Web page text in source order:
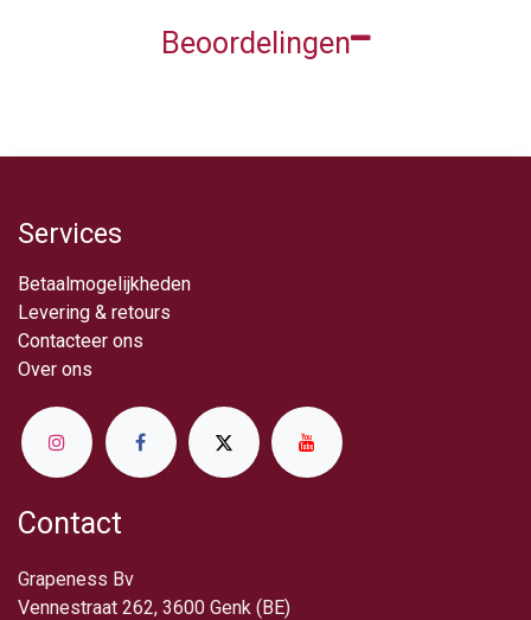
Beoordelingen
Services
Betaalmogelijkheden
Levering & retou​rs
Contacteer ons
Over ​ons
Contact
Grapeness Bv
Vennestraat 262, 3600 Genk (BE)